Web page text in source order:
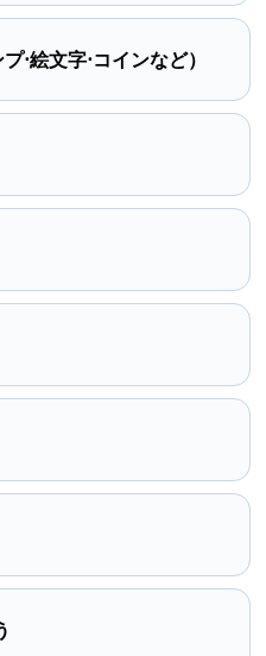
⋅絵文字⋅コインなど）